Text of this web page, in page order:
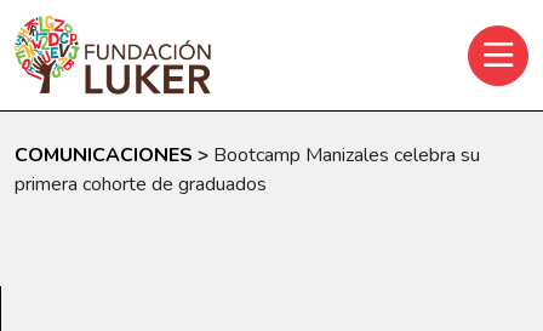
Skip to main content
COMUNICACIONES > Bootcamp Manizales celebra su
primera cohorte de graduados